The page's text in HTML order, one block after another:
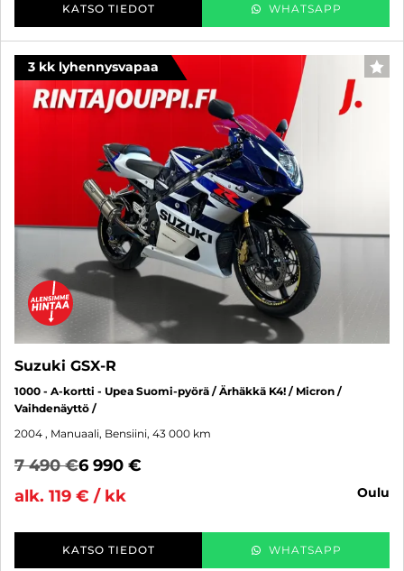
KATSO TIEDOT WHATSAPP
3 kk lyhennysvapaa
Suzuki GSX-R
1000 - A-kortti - Upea Suomi-pyörä / Ärhäkkä K4! / Micron /
Vaihdenäyttö /
2004 , Manuaali, Bensiini, 43 000 km
7 490 €6 990 €
alk. 119 € / kk
oulu
KATSO TIEDOT WHATSAPP